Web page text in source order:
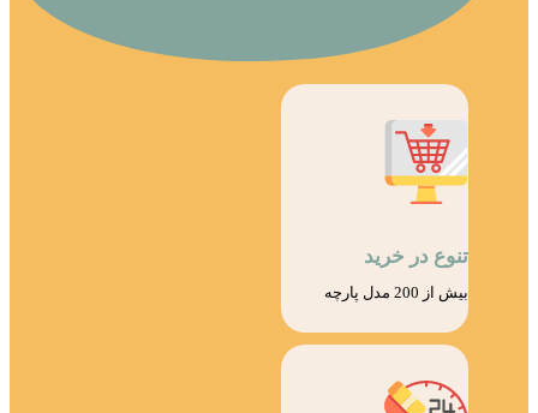
تنوع در خرید
بیش از 200 مدل پارچه